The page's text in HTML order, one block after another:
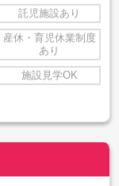
託児施設あり
産休・育児休業制度
あり
施設見学OK